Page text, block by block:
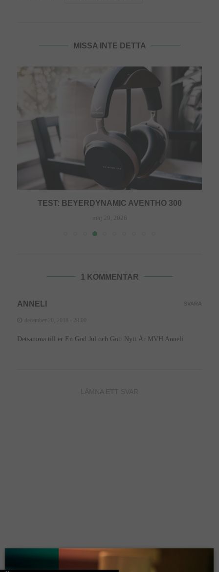
MISSA INTE DETTA
TEST: BEYERDYNAMIC AVENTHO 300
maj 29, 2026
1 KOMMENTAR
ANNELI
december 20, 2018 - 20:00
Detsamma till er En God Jul och Gott Nytt År MVH Anneli
SVARA